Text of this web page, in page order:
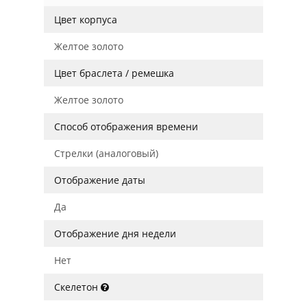
Цвет корпуса
Желтое золото
Цвет браслета / ремешка
Желтое золото
Способ отображения времени
Стрелки (аналоговый)
Отображение даты
Да
Отображение дня недели
Нет
Скелетон